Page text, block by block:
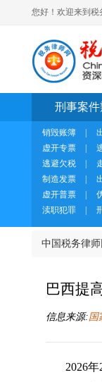
您好！欢迎来到
刑事案件
销毁账簿
虚开专票
逃避欠税
制造发票
虚开普票
渎职犯罪
中国税务律师
巴西提
信息来源:国
2026